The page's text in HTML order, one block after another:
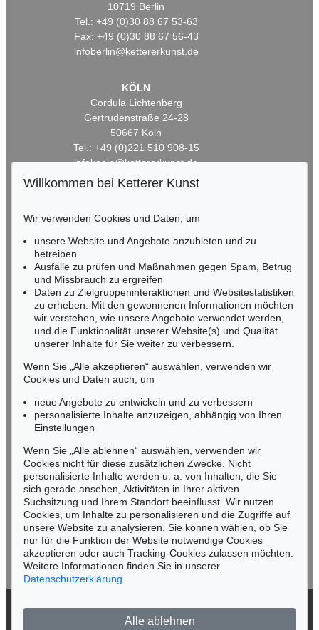
10719 Berlin
Tel.: +49 (0)30 88 67 53-63
Fax: +49 (0)30 88 67 56-43
infoberlin@kettererkunst.de
KÖLN
Cordula Lichtenberg
Gertrudenstraße 24-28
50667 Köln
Tel.: +49 (0)221 510 908-15
infokoeln@kettererkunst.de
HESSEN
Miriam Heß
Tel.: +49 (0)62 21 58 80-038
Fax: +49 (0)62 21 58 80-595
infoheidelberg@kettererkunst.de
NORDDEUTSCHLAND
Nico Kassel, M.A.
Mobil: +49 (0)171 8618661
n.kassel@kettererkunst.de
Keine Auktion mehr verpassen!
Wir informieren Sie rechtzeitig.
Jetzt zum Newsletter anmelden >
Willkommen bei Ketterer Kunst
Wir verwenden Cookies und Daten, um
unsere Website und Angebote anzubieten und zu
betreiben
Ausfälle zu prüfen und Maßnahmen gegen Spam, Betrug
und Missbrauch zu ergreifen
Daten zu Zielgruppeninteraktionen und Websitestatistiken
zu erheben. Mit den gewonnenen Informationen möchten
wir verstehen, wie unsere Angebote verwendet werden,
und die Funktionalität unserer Website(s) und Qualität
unserer Inhalte für Sie weiter zu verbessern.
Wenn Sie „Alle akzeptieren“ auswählen, verwenden wir
Cookies und Daten auch, um
neue Angebote zu entwickeln und zu verbessern
personalisierte Inhalte anzuzeigen, abhängig von Ihren
Einstellungen
Wenn Sie „Alle ablehnen“ auswählen, verwenden wir
Cookies nicht für diese zusätzlichen Zwecke. Nicht
personalisierte Inhalte werden u. a. von Inhalten, die Sie
sich gerade ansehen, Aktivitäten in Ihrer aktiven
Suchsitzung und Ihrem Standort beeinflusst. Wir nutzen
Cookies, um Inhalte zu personalisieren und die Zugriffe auf
unsere Website zu analysieren. Sie können wählen, ob Sie
nur für die Funktion der Website notwendige Cookies
akzeptieren oder auch Tracking-Cookies zulassen möchten.
Weitere Informationen finden Sie in unserer
Datenschutzerklärung
Alle ablehnen